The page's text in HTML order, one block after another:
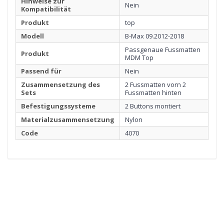
Kompatibilität
Nein
Produkt
top
Modell
B-Max 09.2012-2018
Produkt
Passgenaue Fussmatten
MDM Top
Passend für
Nein
Zusammensetzung des
Sets
2 Fussmatten vorn 2
Fussmatten hinten
Befestigungssysteme
2 Buttons montiert
Materialzusammensetzung
Nylon
Code
4070